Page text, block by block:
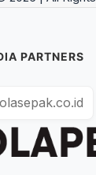
PARTNERS